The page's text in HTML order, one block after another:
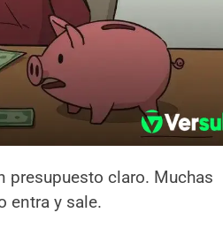
presupuesto claro. Muchas
entra y sale.